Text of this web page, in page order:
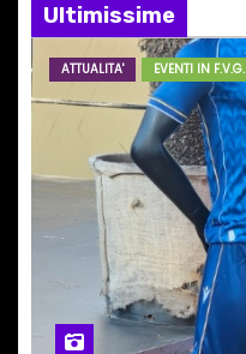
a
r
i
c
Ultimissime
ATTUALITA' EVENTI IN F.V.G.